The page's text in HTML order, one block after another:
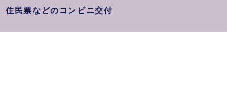
住民票などのコンビニ交付